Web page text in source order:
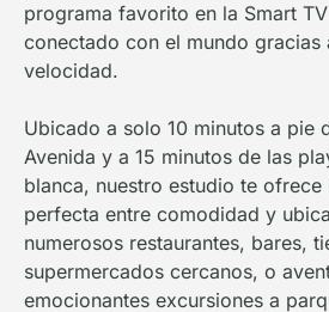
programa favorito en la Smart
conectado con el mundo gracias
velocidad.
Ubicado a solo 10 minutos a pie
Avenida y a 15 minutos de las
blanca, nuestro estudio te
perfecta entre comodidad y
numerosos restaurantes, bares,
supermercados cercanos, o
emocionantes excursiones a